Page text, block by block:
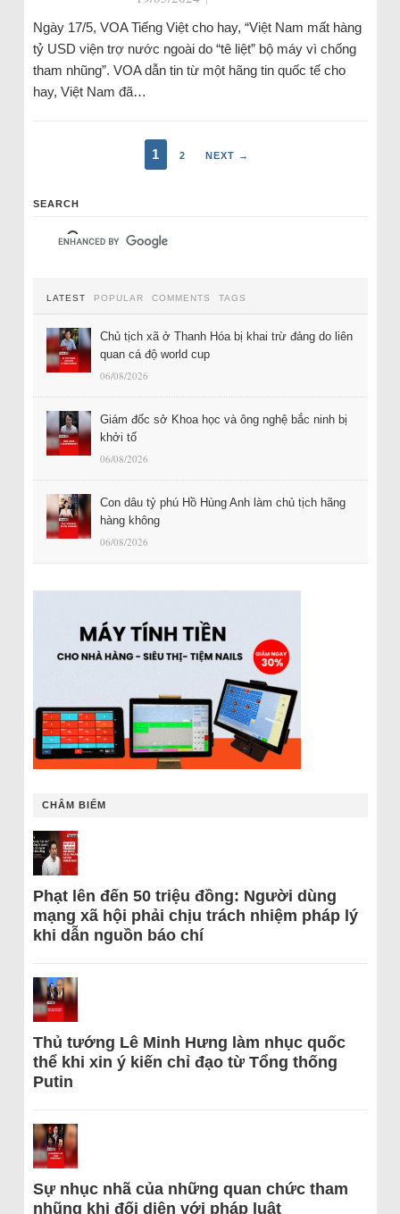
Ngày 17/5, VOA Tiếng Việt cho hay, “Việt Nam mất hàng
tỷ USD viện trợ nước ngoài do “tê liệt” bộ máy vì chống
tham nhũng”. VOA dẫn tin từ một hãng tin quốc tế cho
hay, Việt Nam đã…
1 2 NEXT →
SEARCH
LATEST POPULAR COMMENTS TAGS
Chủ tịch xã ở Thanh Hóa bị khai trừ đảng do liên
quan cá độ world cup
06/08/2026
Giám đốc sở Khoa học và ông nghệ bắc ninh bị
khởi tố
06/08/2026
Con dâu tỷ phú Hồ Hùng Anh làm chủ tịch hãng
hàng không
06/08/2026
CHÂM BIẾM
Phạt lên đến 50 triệu đồng: Người dùng
mạng xã hội phải chịu trách nhiệm pháp lý
khi dẫn nguồn báo chí
Thủ tướng Lê Minh Hưng làm nhục quốc
thể khi xin ý kiến chỉ đạo từ Tổng thống
Putin
Sự nhục nhã của những quan chức tham
nhũng khi đối diện với pháp luật